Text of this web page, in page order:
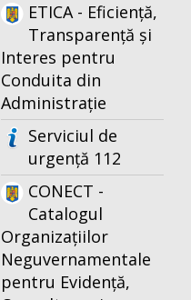
ETICA - Eficiență,
Transparență și
Interes pentru
Conduita din
Administrație
Serviciul de
urgență 112
CONECT -
Catalogul
Organizațiilor
Neguvernamentale
pentru Evidență,